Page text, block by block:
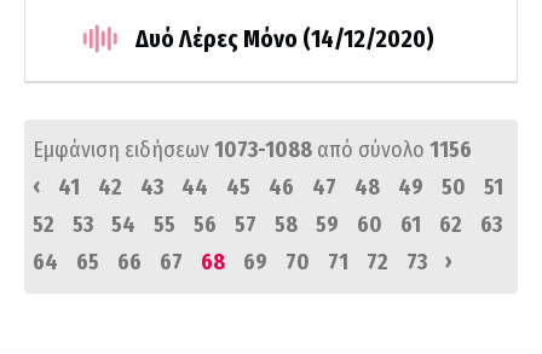
Δυό Λέρες Μόνο (14/12/2020)
Εμφάνιση ειδήσεων1073-1088 από σύνολο 1156
‹
41 42 43 44 45 46 47 48 49 50
51
52
53 54 55 56 57 58 59 60 61 62
63
64
65 66 67 68 69 70 71 72 73 ›